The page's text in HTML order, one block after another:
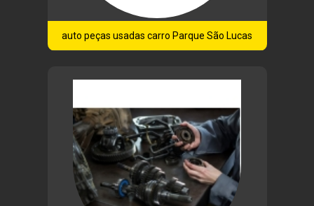
auto peças usadas carro Parque São Lucas